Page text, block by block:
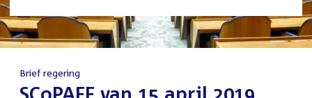
Brief regering
:SCoPAFF van 15 april 2019